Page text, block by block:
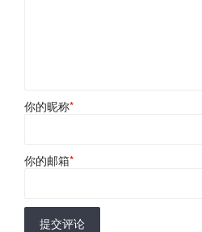
你的昵称*
你的邮箱*
提交评论